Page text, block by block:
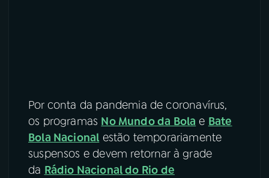
Por conta da pandemia de coronavírus,
os programas No Mundo da Bola e Bate
Bola Nacional estão temporariamente
suspensos e devem retornar à grade
da Rádio Nacional do Rio de